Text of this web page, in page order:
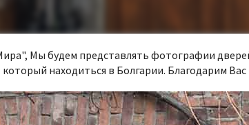
Мы будем представлять фотографии
находиться в Болгарии. Благодарим Вас